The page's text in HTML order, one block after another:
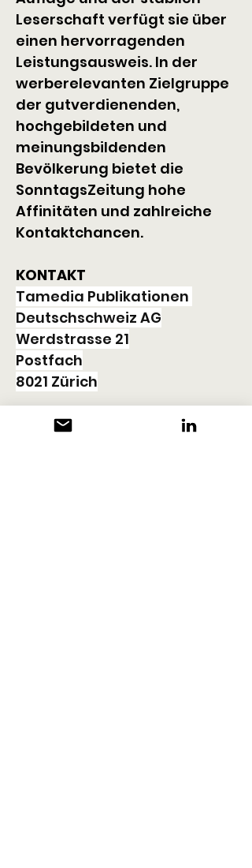
Leserschaft verfügt sie über
einen hervorragenden
Leistungsausweis. In der
werberelevanten Zielgruppe
der gutverdienenden,
hochgebildeten und
meinungsbildenden
Bevölkerung bietet die
SonntagsZeitung hohe
Affinitäten und zahlreiche
Kontaktchancen.
KONTAKT
Tamedia Publikationen
Deutschschweiz AG
Werdstrasse 21
Postfach
8021 Zürich
+41 44 248 40 30